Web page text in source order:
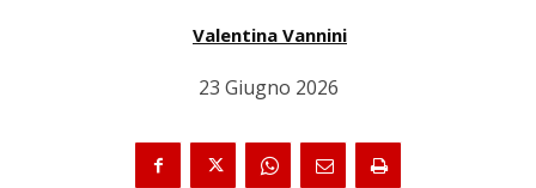
Valentina Vannini
23 Giugno 2026